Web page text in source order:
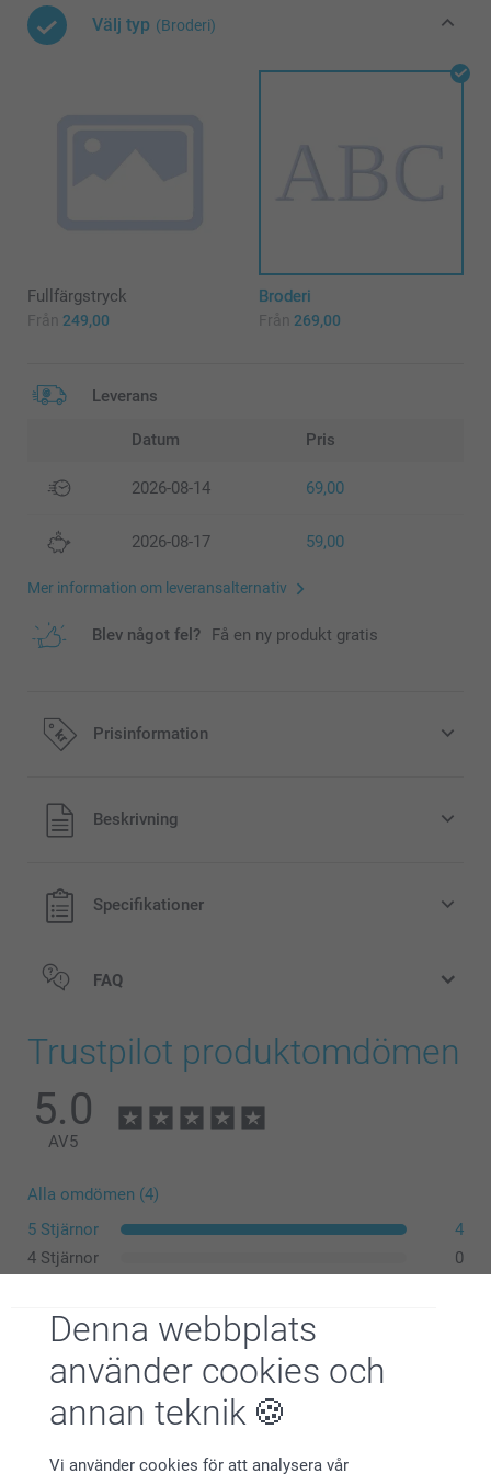
Denna webbplats
använder cookies och
annan teknik
Vi använder cookies för att analysera vår
Välj typ (Broderi)
Fullfärgstryck
Från 249,00
Broderi
Från 269,00
Leverans
Datum Pris
2026-08-14 69,00
2026-08-17 59,00
Mer information om leveransalternativ
Blev något fel? Få en ny produkt gratis
Prisinformation
Alla priser är i svenska kronor (SEK), inklusive moms och
exklusive porto.
Beskrivning
Specifikationer
FAQ
Trustpilot produktomdömen
5.0
AV5
Alla omdömen (4)
5 Stjärnor
4
4 Stjärnor
0
2 Stjärnor
1 Stjärna
2026-06-07